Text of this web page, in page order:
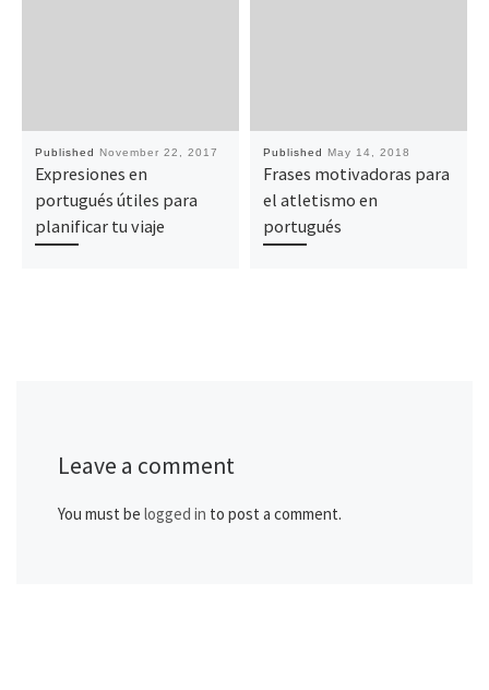
Published November 22, 2017
Expresiones en
portugués útiles para
planificar tu viaje
Published May 14, 2018
Frases motivadoras para
el atletismo en
portugués
Leave a comment
You must be logged in to post a comment.